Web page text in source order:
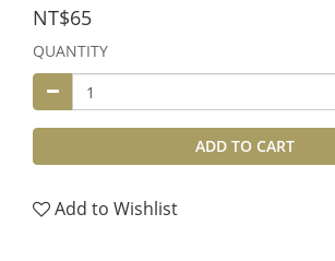
NT$65
QUANTITY
ADD TO CART
Add to Wishlist